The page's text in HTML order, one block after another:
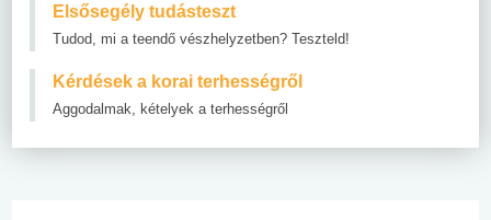
Elsősegély tudásteszt
Tudod, mi a teendő vészhelyzetben? Teszteld!
Kérdések a korai terhességről
Aggodalmak, kételyek a terhességről